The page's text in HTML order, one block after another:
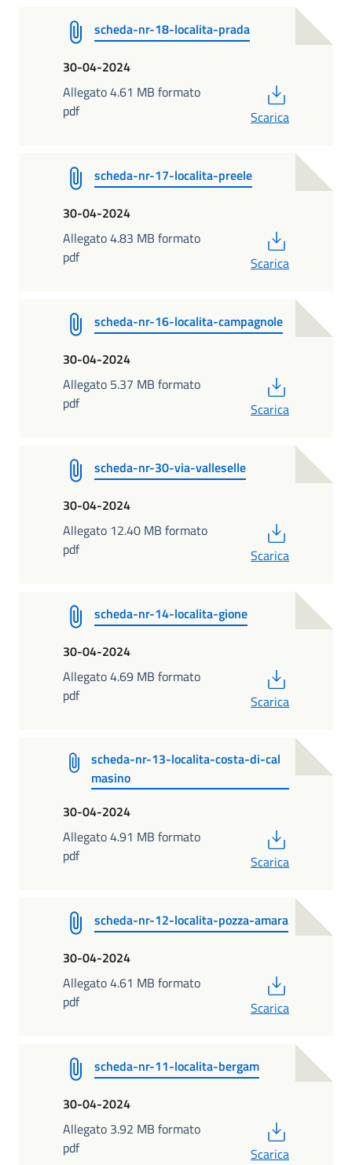
scheda-nr-18-localita-prada
30-04-2024
Allegato 4.61 MB formato
pdf
Scarica
scheda-nr-17-localita-preele
30-04-2024
Allegato 4.83 MB formato
pdf
Scarica
scheda-nr-16-localita-campagnole
30-04-2024
Allegato 5.37 MB formato
pdf
Scarica
scheda-nr-30-via-valleselle
30-04-2024
Allegato 12.40 MB formato
pdf
Scarica
scheda-nr-14-localita-gione
30-04-2024
Allegato 4.69 MB formato
pdf
Scarica
scheda-nr-13-localita-costa-di-cal
masino
30-04-2024
Allegato 4.91 MB formato
pdf
Scarica
scheda-nr-12-localita-pozza-amara
30-04-2024
Allegato 4.61 MB formato
pdf
Scarica
scheda-nr-11-localita-bergam
30-04-2024
Allegato 3.92 MB formato
pdf
Scarica